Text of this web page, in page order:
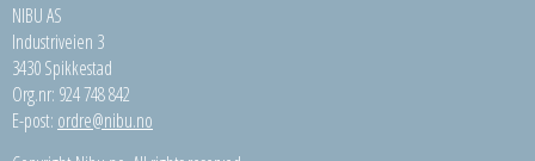
NIBU AS
Industriveien 3
3430 Spikkestad
Org.nr: 924 748 842
E-post: ordre@nibu.no